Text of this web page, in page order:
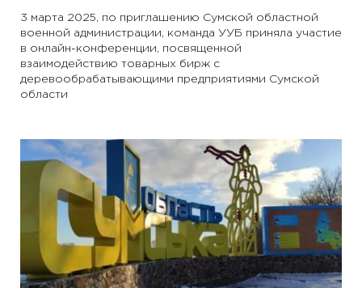
3 марта 2025, по приглашению Сумской областной
военной администрации, команда УУБ приняла участие
в онлайн-конференции, посвященной
взаимодействию товарных бирж с
деревообрабатывающими предприятиями Сумской
области